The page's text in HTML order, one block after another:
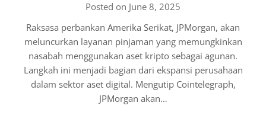
Posted on June 8, 2025
Raksasa perbankan Amerika Serikat, JPMorgan, akan
meluncurkan layanan pinjaman yang memungkinkan
nasabah menggunakan aset kripto sebagai agunan.
Langkah ini menjadi bagian dari ekspansi perusahaan
dalam sektor aset digital. Mengutip Cointelegraph,
JPMorgan akan…